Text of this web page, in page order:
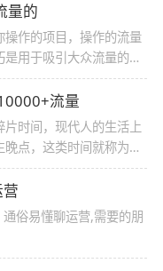
量的
作的项目，操作的流量
用于吸引大众流量的，
正题。
流量
时间，现代人的生活上
点，这类时间就称为碎
占有一天内的三分之
非常好的.
俗易懂聊运营,需要的朋